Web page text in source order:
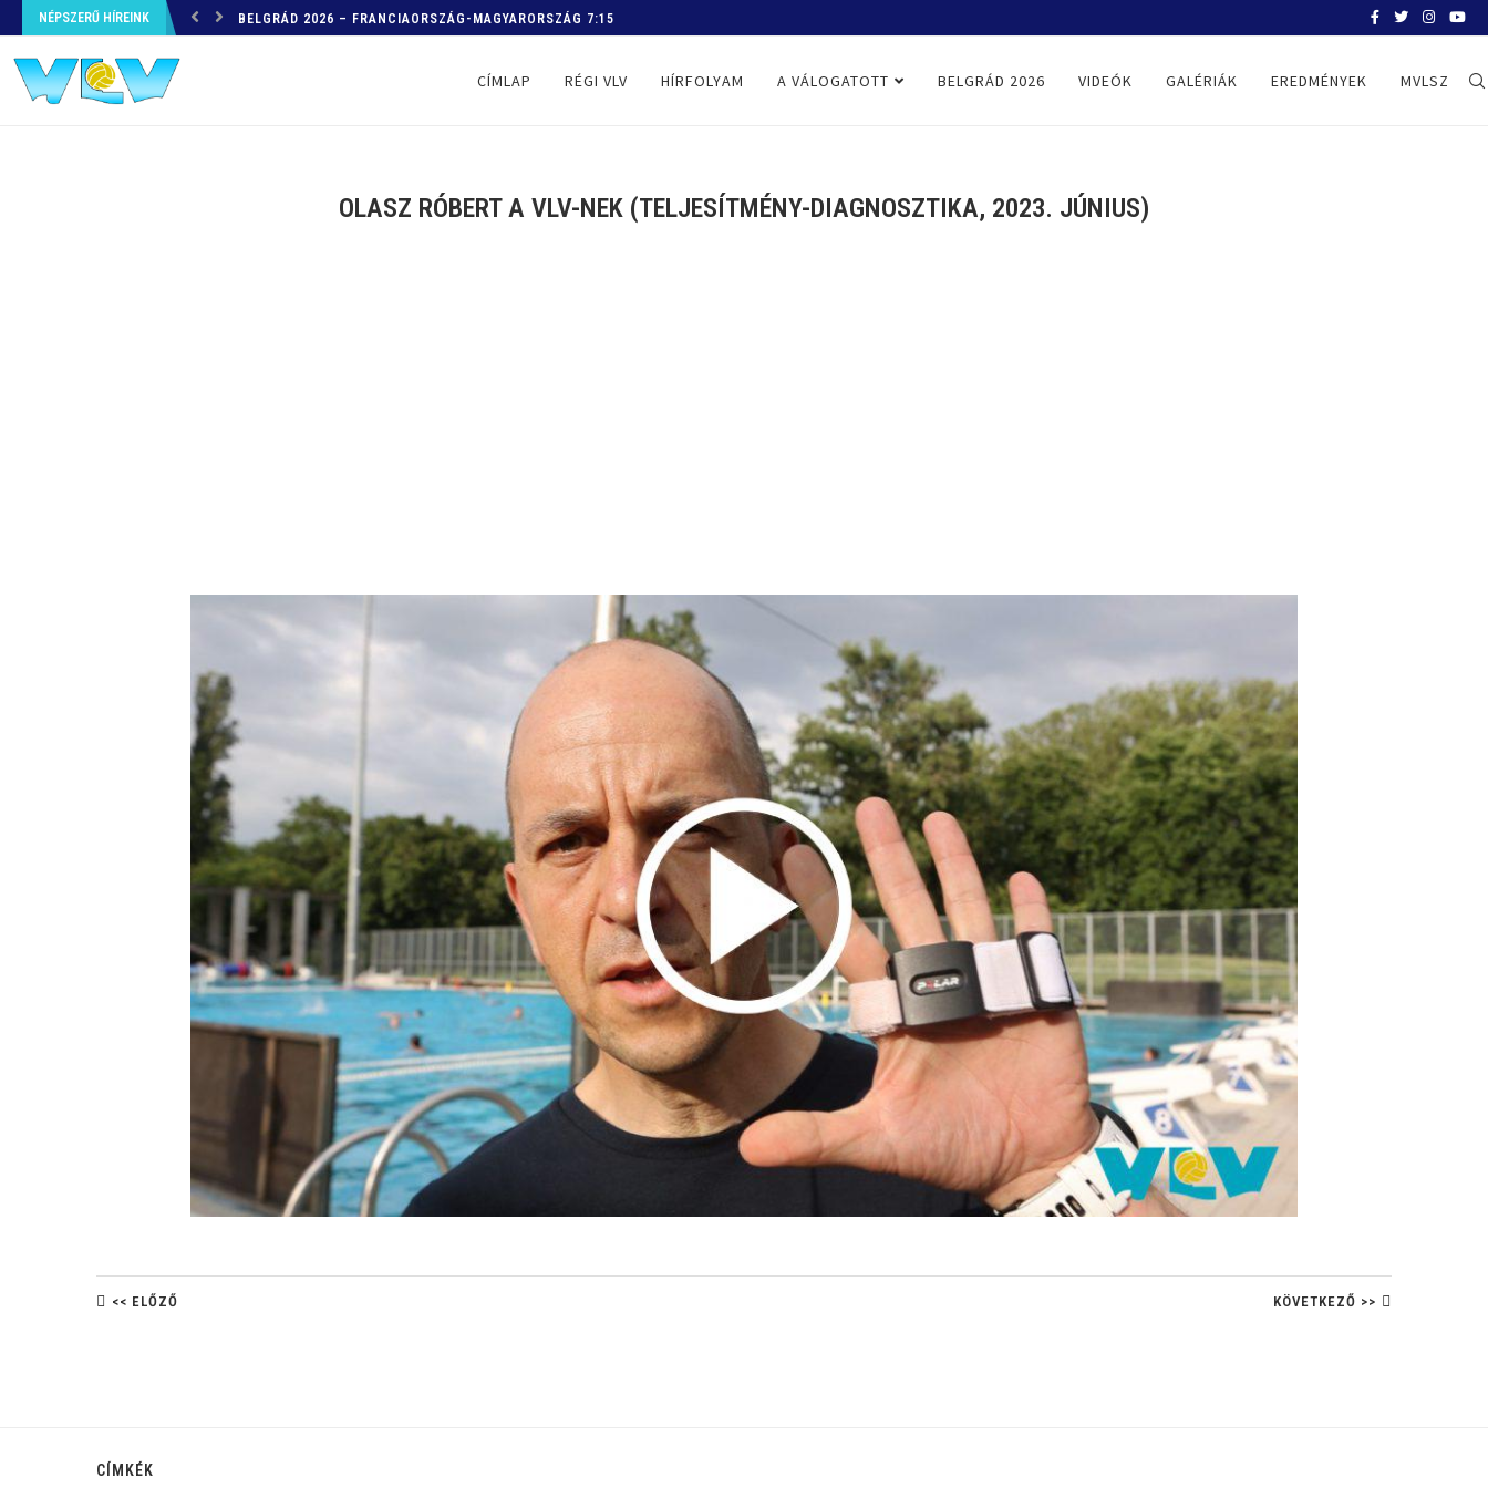
NÉPSZERŰ HÍREINK VARGA VINCE NYÉKI BALÁZS ÉS A FRADI A HELYÉRE
CÍMLAP RÉGI VLV HÍRFOLYAM A VÁLOGATOTT BELGRÁD 2026 VIDEÓK GALÉRIÁK EREDMÉNYEK MVLSZ
OLASZ RÓBERT A VLV-NEK (TELJESÍTMÉNY-DIAGNOSZTIKA, 2023. JÚNIUS)
<< ELŐZŐ KÖVETKEZŐ >>
CÍMKÉK